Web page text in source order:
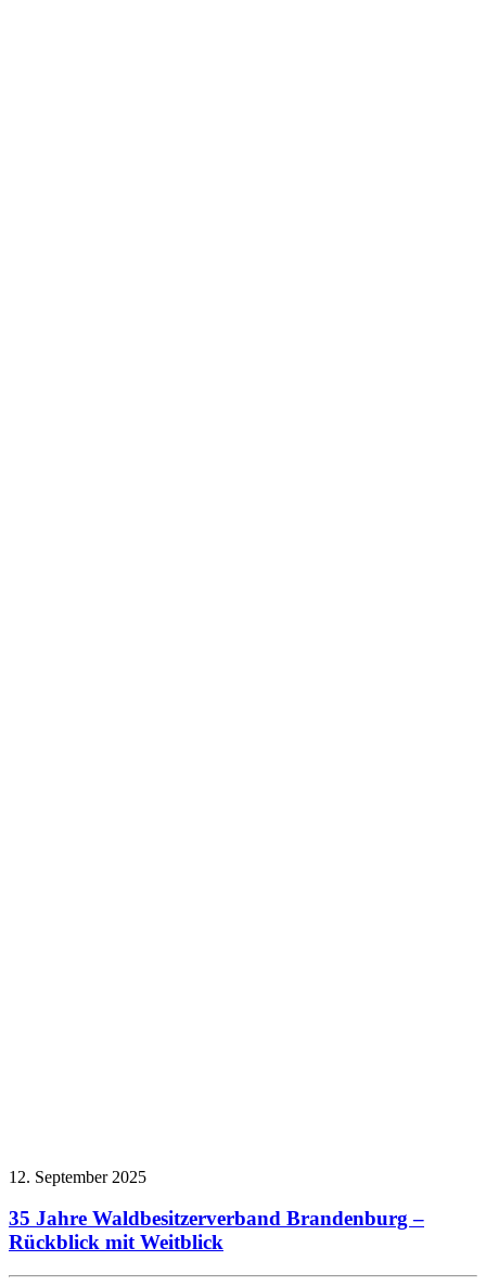
12. September 2025
35 Jahre Waldbesitzerverband Brandenburg –
Rückblick mit Weitblick